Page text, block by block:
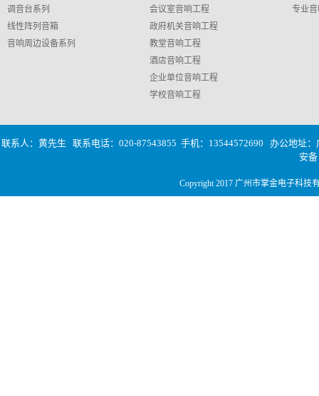
调音台系列
线性阵列音箱
音响周边设备系列
会议室音响工程
政府机关音响工程
教堂音响工程
酒店音响工程
企业单位音响工程
学校音响工程
专业
联系人：黄先生 联系电话：020-87543855 手机：13544572690
办公地址
安备
Copyright 2017 广州市掌金电子科技